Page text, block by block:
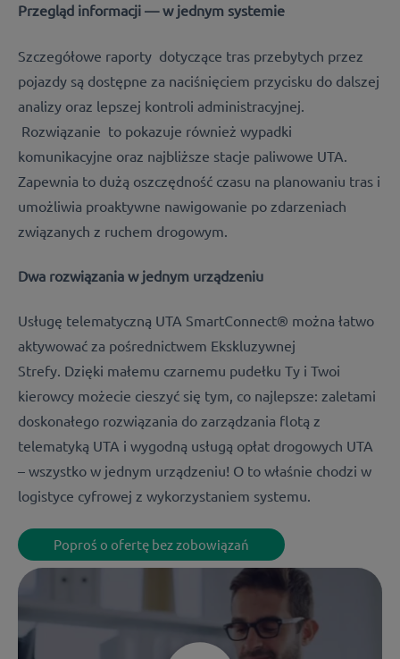
Przegląd informacji — w jednym systemie
Szczegółowe raporty dotyczące tras przebytych przez
pojazdy są dostępne za naciśnięciem przycisku do dalszej
analizy oraz lepszej kontroli administracyjnej.
Rozwiązanie to pokazuje również wypadki
komunikacyjne oraz najbliższe stacje paliwowe UTA.
Zapewnia to dużą oszczędność czasu na planowaniu tras i
umożliwia proaktywne nawigowanie po zdarzeniach
związanych z ruchem drogowym.
Dwa rozwiązania w jednym urządzeniu
Usługę telematyczną UTA SmartConnect® można łatwo
aktywować za pośrednictwem Ekskluzywnej
Strefy. Dzięki małemu czarnemu pudełku Ty i Twoi
kierowcy możecie cieszyć się tym, co najlepsze: zaletami
doskonałego rozwiązania do zarządzania flotą z
telematyką UTA i wygodną usługą opłat drogowych UTA
– wszystko w jednym urządzeniu! O to właśnie chodzi w
logistyce cyfrowej z wykorzystaniem systemu.
Poproś o ofertę bez zobowiązań